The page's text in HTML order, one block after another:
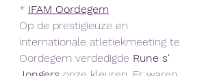
* IFAM Oordegem
Op de prestigieuze en
internationale atletiekmeeting te
Oordegem verdedigde Rune s'